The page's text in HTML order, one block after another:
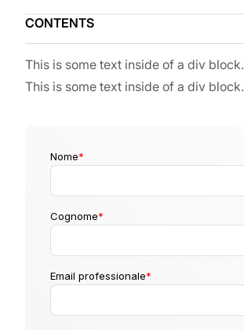
CONTENTS
This is some text inside of a div block.
This is some text inside of a div block.